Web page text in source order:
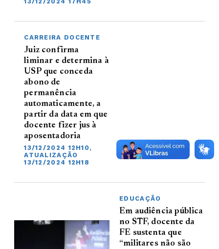
CARREIRA DOCENTE
Juiz confirma
liminar e determina à
USP que conceda
abono de
permanência
automaticamente, a
partir da data em que
docente fizer jus à
aposentadoria
13/12/2024 12H10,
ATUALIZAÇÃO
13/12/2024 12H18
EDUCAÇÃO
Em audiência pública
no STF, docente da
FE sustenta que
“militares não são